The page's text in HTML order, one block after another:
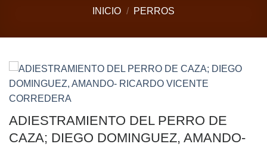
INICIO / PERROS
ADIESTRAMIENTO DEL PERRO DE
CAZA; DIEGO DOMINGUEZ, AMANDO-